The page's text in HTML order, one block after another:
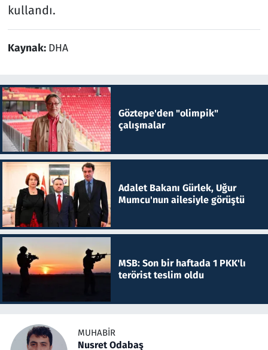
kullandı.
Kaynak: DHA
Göztepe'den "olimpik"
çalışmalar
Adalet Bakanı Gürlek, Uğur
Mumcu'nun ailesiyle görüştü
MSB: Son bir haftada 1 PKK'lı
terörist teslim oldu
MUHABIR
Nusret Odabaş